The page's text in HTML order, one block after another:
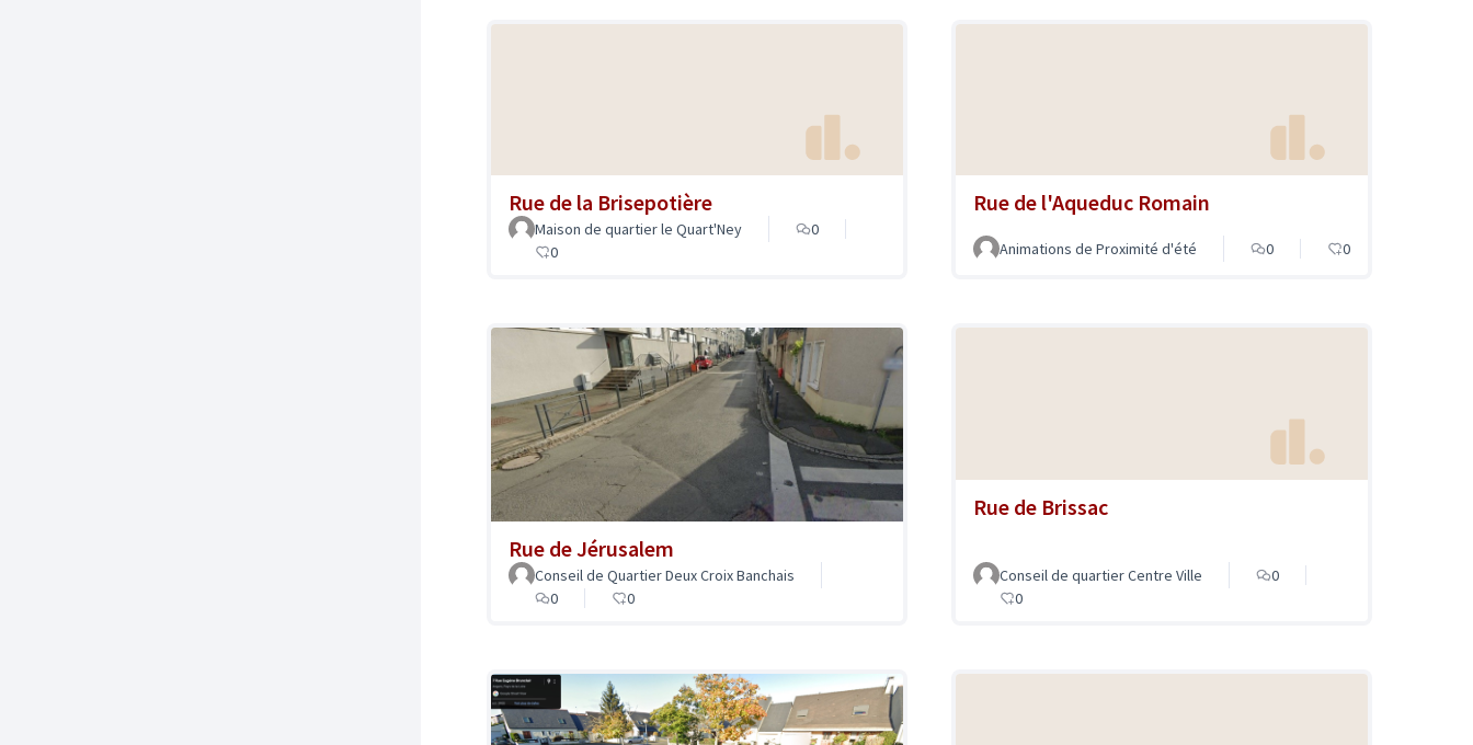
Rue de la Brisepotière
Maison de quartier le Quart'Ney
0
0
Rue de l'Aqueduc Romain
Animations de Proximité d'été 0 0
Rue de Jérusalem
Conseil de Quartier Deux Croix Banchais
0
0
Rue de Brissac
Conseil de quartier Centre Ville
0
0